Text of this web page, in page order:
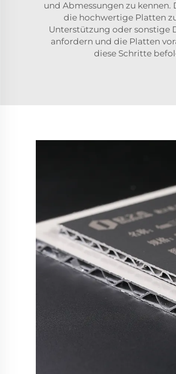
und Abmessungen zu
die hochwertige Platten
Unterstützung oder sonstige
anfordern und die Platten
diese Schritte